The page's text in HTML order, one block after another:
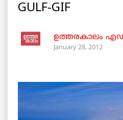
GULF-GIF
ഉത്തരകാലം
January 28, 2012